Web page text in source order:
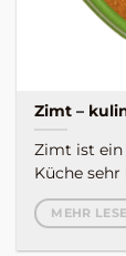
Zimt –
Zimt ist ein
Küche sehr
MEHR